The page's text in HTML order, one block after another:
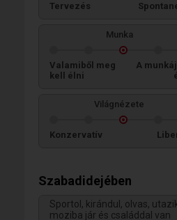
Tervezés
Munka
Valamiből meg
kell élni
A
Világnézete
Konzervatív
Szabadidejében
Sportol, kirándul, olvas,
moziba jár és családdal van